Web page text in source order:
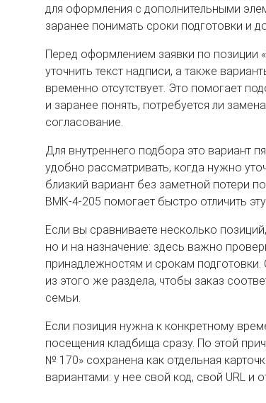
для оформления с дополнительными
заранее понимать сроки подготовки и
Перед оформлением заявки по позиции
уточнить текст надписи, а также
временно отсутствует. Это помогает
и заранее понять, потребуется ли
согласование.
Для внутреннего подбора это вариант
удобно рассматривать, когда нужно
близкий вариант без заметной потери
ВМК-4-205 помогает быстро отличить
Если вы сравниваете несколько
но и на назначение: здесь важно
принадлежностям и срокам
из этого же раздела, чтобы заказ
семьи.
Если позиция нужна к конкретному
посещения кладбища сразу. По этой
№ 170» сохранена как отдельная
вариантами: у нее свой код, свой URL и